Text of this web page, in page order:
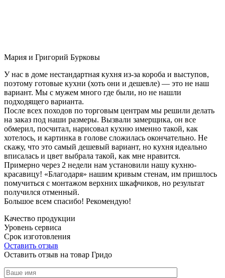
Мария и Григорий Бурковы
У нас в доме нестандартная кухня из-за короба и выступов,
поэтому готовые кухни (хоть они и дешевле) — это не наш
вариант. Мы с мужем много где были, но не нашли
подходящего варианта.
После всех походов по торговым центрам мы решили делать
на заказ под наши размеры. Вызвали замерщика, он все
обмерил, посчитал, нарисовал кухню именно такой, как
хотелось, и картинка в голове сложилась окончательно. Не
скажу, что это самый дешевый вариант, но кухня идеально
вписалась и цвет выбрала такой, как мне нравится.
Примерно через 2 недели нам установили нашу кухню-
красавицу! «Благодаря» нашим кривым стенам, им пришлось
помучиться с монтажом верхних шкафчиков, но результат
получился отменный.
Большое всем спасибо! Рекомендую!
Качество продукции
Уровень сервиса
Срок изготовления
Оставить отзыв
Оставить отзыв на товар Гридо